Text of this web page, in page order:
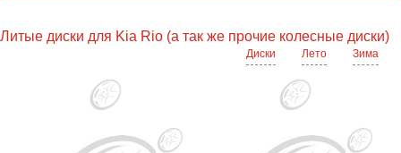
Литые диски для Kia Rio (а так же прочие колесные диски)
Диски Лето Зима